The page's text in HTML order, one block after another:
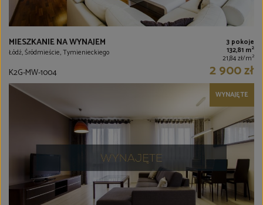
MIESZKANIE NA WYNAJEM
Łódź, Śródmieście, Tymienieckiego
3 pokoje
132,81 m2
21,84 zł/m2
K2G-MW-1004 2 900 zł
WYNAJĘTE